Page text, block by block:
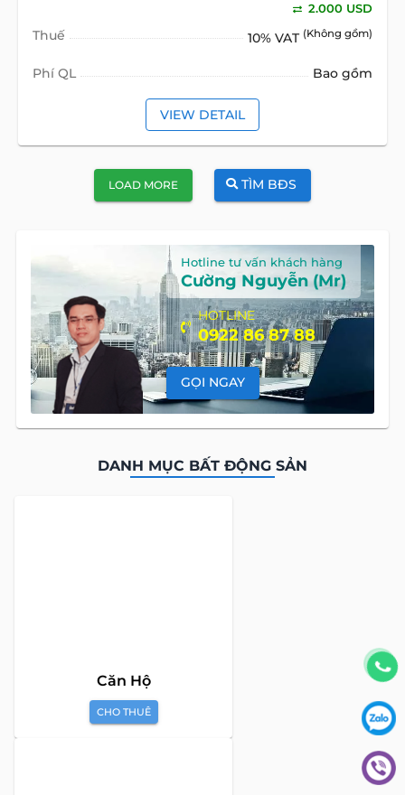
2.000 USD
Thuế 10% VAT (Không gồm)
Phí QL Bao gồm
VIEW DETAIL
LOAD MORE TÌM BĐS
Hotline tư vấn khách hàng
Cường Nguyễn (Mr)
HOTLINE
0922 86 87 88
GỌI NGAY
DANH MỤC BẤT ĐỘNG SẢN
chuyên nghiệp, cùng hệ thống sản phẩm đa dạng, chúng tôi
cam kết mang đến cho Quý khách hàng những giải pháp tối
ưu và hiệu quả nhất, đáp ứng mọi nhu cầu và mong muốn
trong lĩnh vực bất động sản.
Toà nhà The Address - 60 Nguyễn Đình Chiểu,